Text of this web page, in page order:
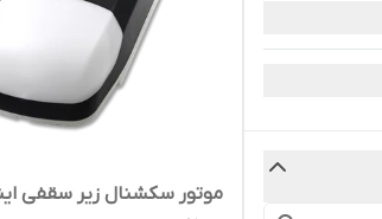
موتور سکشنال زیر سقفی